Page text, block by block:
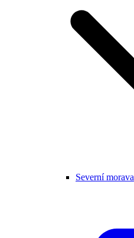
Severní morava